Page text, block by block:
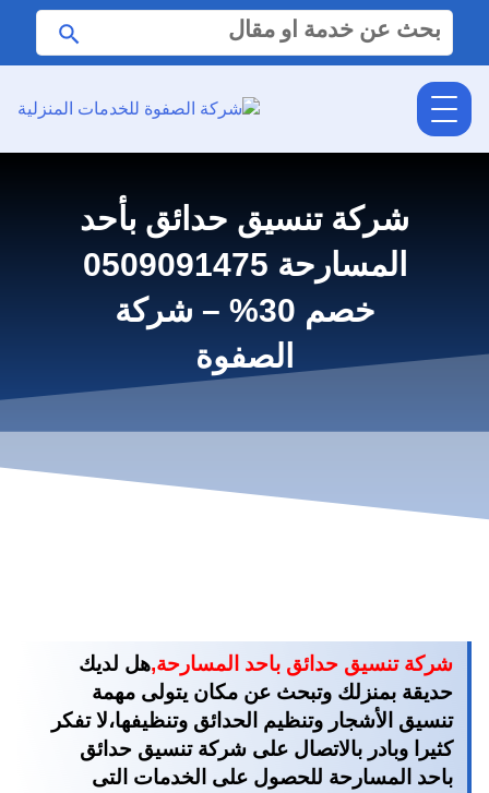
البحث
عن:
شركة تنسيق حدائق بأحد
المسارحة 0509091475
خصم 30% – شركة
الصفوة
شركة تنسيق حدائق باحد المسارحة,هل لديك
حديقة بمنزلك وتبحث عن مكان يتولى مهمة
تنسيق الأشجار وتنظيم الحدائق وتنظيفها،لا تفكر
كثيرا وبادر بالاتصال على شركة تنسيق حدائق
باحد المسارحة للحصول على الخدمات التى